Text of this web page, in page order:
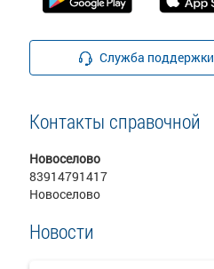
Служба поддержки
Контакты справочной
Новоселово
83914791417
Новоселово
Новости